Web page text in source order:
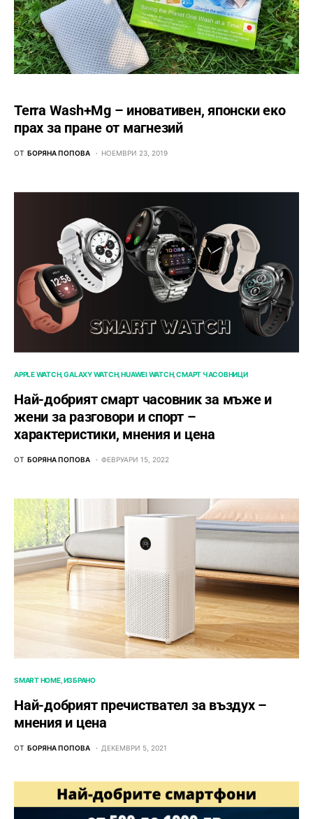
Terra Wash+Mg – иновативен, японски еко
прах за пране от магнезий
ОТ БОРЯНА ПОПОВА НОЕМВРИ 23, 2019
APPLE WATCH GALAXY WATCH HUAWEI WATCH СМАРТ ЧАСОВНИЦИ
Най-добрият смарт часовник за мъже и
жени за разговори и спорт –
характеристики, мнения и цена
ОТ БОРЯНА ПОПОВА ФЕВРУАРИ 15, 2022
SMART HOME ИЗБРАНО
Най-добрият пречиствател за въздух –
мнения и цена
ОТ БОРЯНА ПОПОВА ДЕКЕМВРИ 5, 2021